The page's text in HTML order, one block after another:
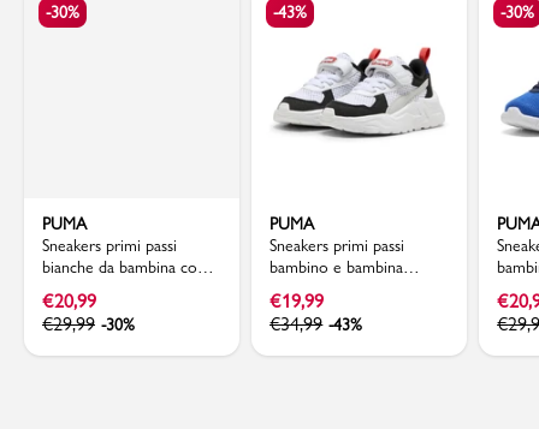
-30%
PUMA
Sneakers primi passi
bianche da bambina con
logo oro rosa Puma
Rickie Classic V Inf
€20,99
€29,99 -30%
-43%
PUMA
Sneakers primi passi
bambino e bambina
bianche con dettagli
argento e neri Puma
Trinity Lite
€19,99
€34,99 -43%
-30%
in
€
€